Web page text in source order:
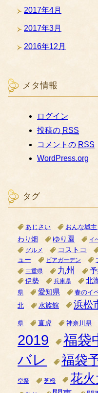
2017年4月
2017年3月
2016年12月
メタ情報
ログイン
投稿の RSS
コメントの RSS
WordPress.org
タグ
あじさい おんな城
わり畑
ゆり園 イ
グルメ コストコ
ュー
ビアガーデン
三重県 九州
伊勢 兵庫県 北
県
愛知県 春のイ
北
水族館 浜松
県 直虎 神奈川県
2019
福袋
バレ
福袋
空祭 芝桜 花